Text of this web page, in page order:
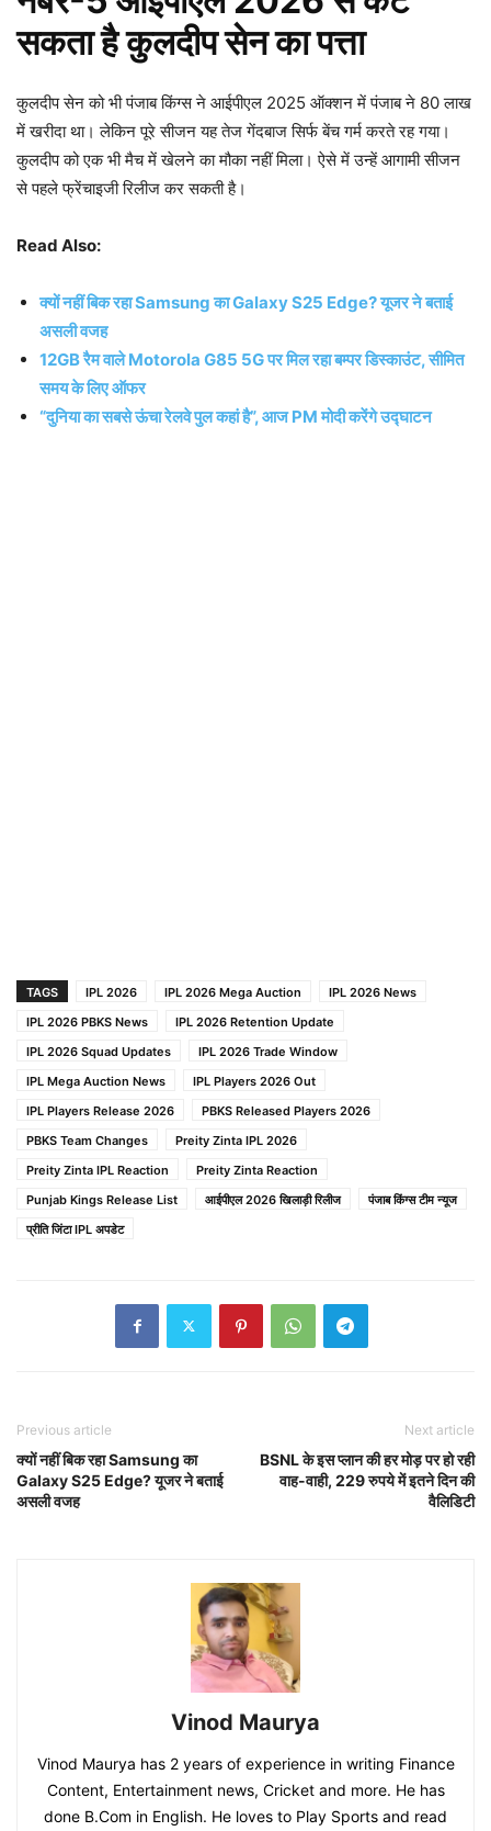
सकता है कुलदीप सेन का पत्ता
कुलदीप सेन को भी पंजाब किंग्स ने आईपीएल 2025 ऑक्शन में पंजाब ने 80 लाख
में खरीदा था। लेकिन पूरे सीजन यह तेज गेंदबाज सिर्फ बेंच गर्म करते रह गया।
कुलदीप को एक भी मैच में खेलने का मौका नहीं मिला। ऐसे में उन्हें आगामी सीजन
से पहले फ्रेंचाइजी रिलीज कर सकती है।
Read Also:
क्यों नहीं बिक रहा Samsung का Galaxy S25 Edge? यूजर ने बताई
असली वजह
12GB रैम वाले Motorola G85 5G पर मिल रहा बम्पर डिस्काउंट, सीमित
समय के लिए ऑफर
“दुनिया का सबसे ऊंचा रेलवे पुल कहां है”, आज PM मोदी करेंगे उद्घाटन
TAGS IPL 2026 IPL 2026 Mega Auction
IPL 2026 News
IPL 2026 PBKS News
IPL 2026 Retention Update
IPL 2026 Squad Updates
IPL 2026 Trade Window
IPL Mega Auction News
IPL Players 2026 Out
IPL Players Release 2026
PBKS Released Players 2026
PBKS Team Changes
Preity Zinta IPL 2026
Preity Zinta IPL Reaction
Preity Zinta Reaction
Punjab Kings Release List
आईपीएल 2026 खिलाड़ी रिलीज
पंजाब किंग्स टीम न्यूज
प्रीति जिंटा IPL अपडेट
Previous article
क्यों नहीं बिक रहा Samsung का
Galaxy S25 Edge? यूजर ने बताई
असली वजह
Next article
BSNL के इस प्लान की हर मोड़ पर हो रही
वाह-वाही, 229 रुपये में इतने दिन की
वैलिडिटी
Vinod Maurya
Vinod Maurya has 2 years of experience in writing Finance
Content, Entertainment news, Cricket and more. He has
done B.Com in English. He loves to Play Sports and read